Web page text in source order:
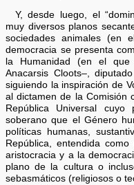
Y, desde luego, el
muy diversos planos
sociedades animales (en
democracia se presenta
la Humanidad (en el
Anacarsis Cloots–,
siguiendo la inspiración de
al dictamen de la Comisión
República Universal
soberano que el Género
políticas humanas,
República, entendida
aristocracia y a la
plano de la cultura o
sebasmáticos (religiosos o